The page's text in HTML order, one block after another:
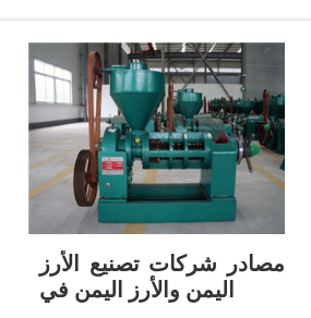
مصادر شركات تصنيع الأرز
اليمن والأرز اليمن في